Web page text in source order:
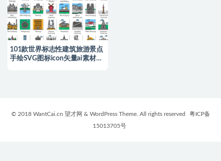
101款世界标志性建筑旅游景点
手绘SVG图标icon矢量ai素材
© 2018 WantCai.cn 望才网 & WordPress Theme. All rights reserved
粤ICP备
15013705号